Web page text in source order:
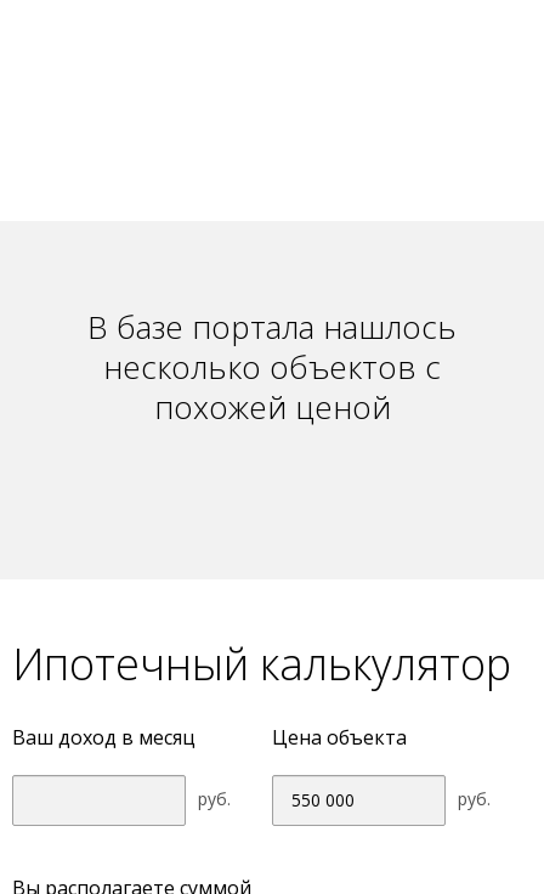
В базе портала нашлось
несколько объектов с
похожей ценой
Ипотечный калькулятор
Ваш доход в месяц Цена объекта
руб. руб.
Вы располагаете суммой